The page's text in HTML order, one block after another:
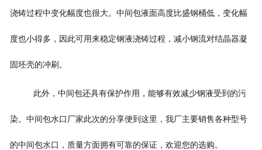
浇铸过程中变化幅度也很大。中间包液面高度比盛钢桶低，变化幅
度也小得多，因此可用来稳定钢液浇铸过程，减小钢流对结晶器凝
固坯壳的冲刷。
此外，中间包还具有保护作用，能够有效减少钢液受到的污
染。中间包水口厂家此次的分享便到这里，我厂主要销售各种型号
的中间包水口，质量方面拥有可靠的保证，欢迎您的选购。